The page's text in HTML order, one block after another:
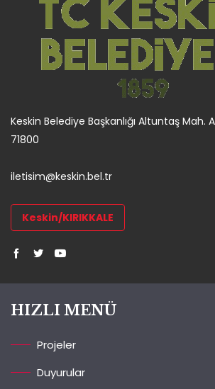
Keskin Belediye Başkanlığı Altuntaş Mah.
71800
iletisim@keskin.bel.tr
Keskin/KIRIKKALE
HIZLI MENÜ
Projeler
Duyurular